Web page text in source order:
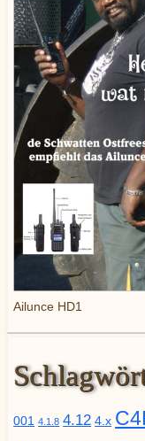
Ailunce HD1
001 4.1.8 4.12 4.x